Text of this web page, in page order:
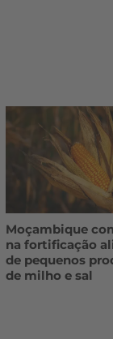
Moçambique
na fortificação
de pequenos
de milho e sal